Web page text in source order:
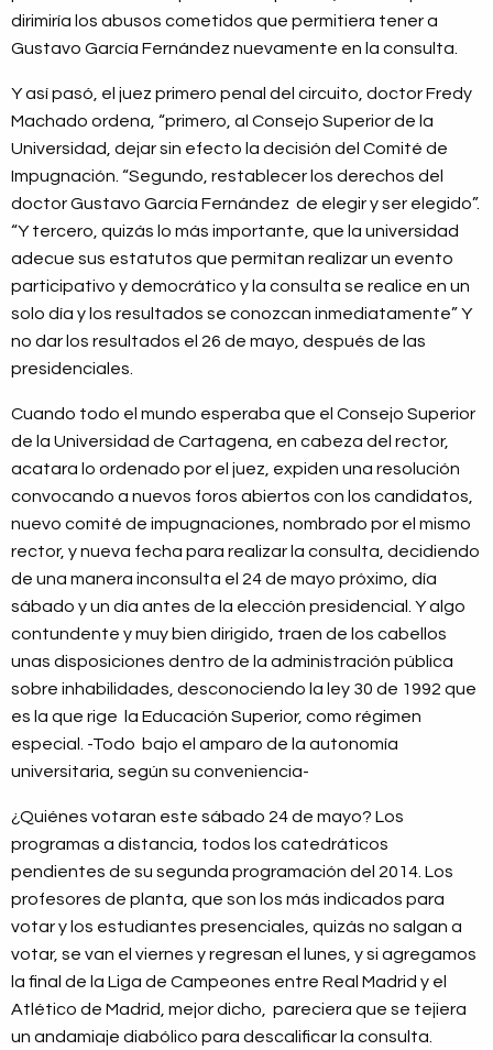
dirimiría los abusos cometidos que permitiera tener a
Gustavo García Fernández nuevamente en la consulta.
Y así pasó, el juez primero penal del circuito, doctor Fredy
Machado ordena, “primero, al Consejo Superior de la
Universidad, dejar sin efecto la decisión del Comité de
Impugnación. “Segundo, restablecer los derechos del
doctor Gustavo García Fernández de elegir y ser elegido”.
“Y tercero, quizás lo más importante, que la universidad
adecue sus estatutos que permitan realizar un evento
participativo y democrático y la consulta se realice en un
solo día y los resultados se conozcan inmediatamente” Y
no dar los resultados el 26 de mayo, después de las
presidenciales.
Cuando todo el mundo esperaba que el Consejo Superior
de la Universidad de Cartagena, en cabeza del rector,
acatara lo ordenado por el juez, expiden una resolución
convocando a nuevos foros abiertos con los candidatos,
nuevo comité de impugnaciones, nombrado por el mismo
rector, y nueva fecha para realizar la consulta, decidiendo
de una manera inconsulta el 24 de mayo próximo, día
sábado y un día antes de la elección presidencial. Y algo
contundente y muy bien dirigido, traen de los cabellos
unas disposiciones dentro de la administración pública
sobre inhabilidades, desconociendo la ley 30 de 1992 que
es la que rige la Educación Superior, como régimen
especial. -Todo bajo el amparo de la autonomía
universitaria, según su conveniencia-
¿Quiénes votaran este sábado 24 de mayo? Los
programas a distancia, todos los catedráticos
pendientes de su segunda programación del 2014. Los
profesores de planta, que son los más indicados para
votar y los estudiantes presenciales, quizás no salgan a
votar, se van el viernes y regresan el lunes, y si agregamos
la final de la Liga de Campeones entre Real Madrid y el
Atlético de Madrid, mejor dicho, pareciera que se tejiera
un andamiaje diabólico para descalificar la consulta.